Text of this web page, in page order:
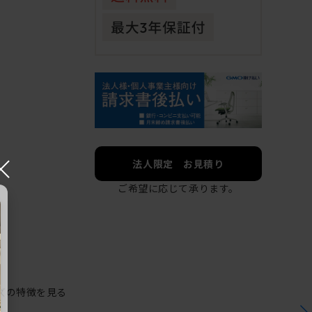
法人限定 お見積り
ご希望に応じて承ります。
の特徴を見る